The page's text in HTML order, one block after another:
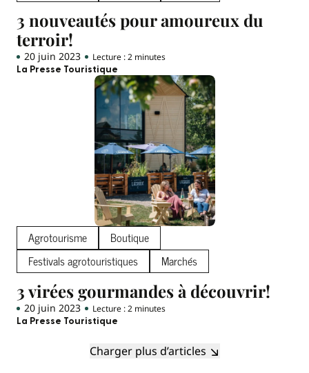
3 nouveautés pour amoureux du
terroir!
20 juin 2023 Lecture : 2 minutes
La Presse Touristique
Agrotourisme
Boutique
Festivals agrotouristiques
Marchés
3 virées gourmandes à découvrir!
20 juin 2023 Lecture : 2 minutes
La Presse Touristique
Charger plus d’articles